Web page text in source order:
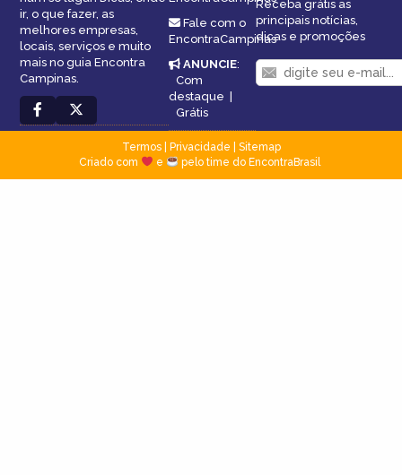
ir, o que fazer, as
melhores empresas,
locais, serviços e muito
mais no guia Encontra
Campinas.
Fale com o
EncontraCampinas
ANUNCIE:
Com
destaque |
Grátis
Receba grátis as
principais notícias,
dicas e promoções
Termos| Privacidade
Sitemap
Criado com
e pelo time do EncontraBrasil